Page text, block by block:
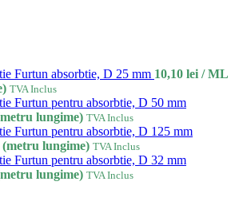
Furtun absorbtie, D 25 mm 10,10 lei / ML
TVA Inclus
Furtun pentru absorbtie, D 50 mm
lungime) TVA Inclus
Furtun pentru absorbtie, D 125 mm
lungime) TVA Inclus
Furtun pentru absorbtie, D 32 mm
lungime) TVA Inclus